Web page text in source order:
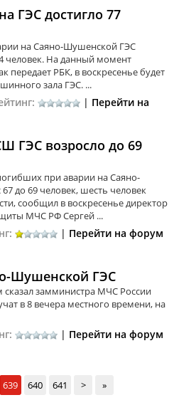
ГЭС достигло 77
на Саяно-Шушенской ГЭС
человек. На данный момент
передает РБК, в воскресенье будет
зала ГЭС. ...
| Перейти на
ГЭС возросло до 69
при аварии на Саяно-
до 69 человек, шесть человек
сообщил в воскресенье директор
МЧС РФ Сергей ...
| Перейти на форум
Шушенской ГЭС
сказал замминистра МЧС России
в 8 вечера местного времени, на
| Перейти на форум
639 640 641 > »